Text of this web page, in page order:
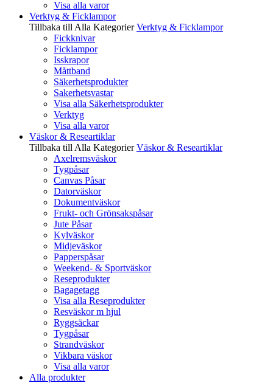
Visa alla varor
Verktyg & Ficklampor
Tillbaka till Alla Kategorier Verktyg & Ficklampor
Fickknivar
Ficklampor
Isskrapor
Måttband
Säkerhetsprodukter
Sakerhetsvastar
Visa alla Säkerhetsprodukter
Verktyg
Visa alla varor
Väskor & Researtiklar
Tillbaka till Alla Kategorier Väskor & Researtiklar
Axelremsväskor
Tygpåsar
Canvas Påsar
Datorväskor
Dokumentväskor
Frukt- och Grönsakspåsar
Jute Påsar
Kylväskor
Midjeväskor
Papperspåsar
Weekend- & Sportväskor
Reseprodukter
Bagagetagg
Visa alla Reseprodukter
Resväskor m hjul
Ryggsäckar
Tygpåsar
Strandväskor
Vikbara väskor
Visa alla varor
Alla produkter